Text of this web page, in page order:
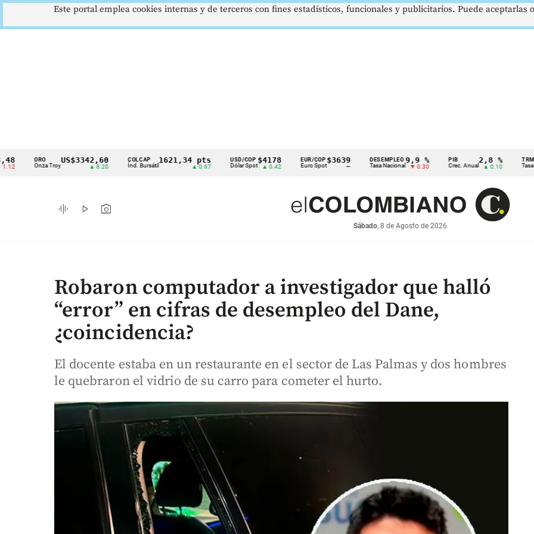
Cintillo
indicadores
económicos
ORO
Onza Troy
US$3342,60 COLCAP
Índ. Bursátil
1621,34 pts USD/COP
Dólar Spot
$4178
▲ 0.42
EUR/COP
Euro Spot
$3639
—
DESEMPLEO
Tasa Nacional
9,9 %
▼ 0.30
PIB
Crec. Anual
2,8 %
▲ 0.10
TRM
Tasa Rep.
graphic_eq play_arrow photo_camera
Sábado, 8 de Agosto de 2026
Robaron computador a investigador que halló
“error” en cifras de desempleo del Dane,
¿coincidencia?
El docente estaba en un restaurante en el sector de Las Palmas y dos hombres
le quebraron el vidrio de su carro para cometer el hurto.
Este portal emplea cookies internas y de terceros con fines estadísticos, funcionales y publicitarios. Puede aceptarlas